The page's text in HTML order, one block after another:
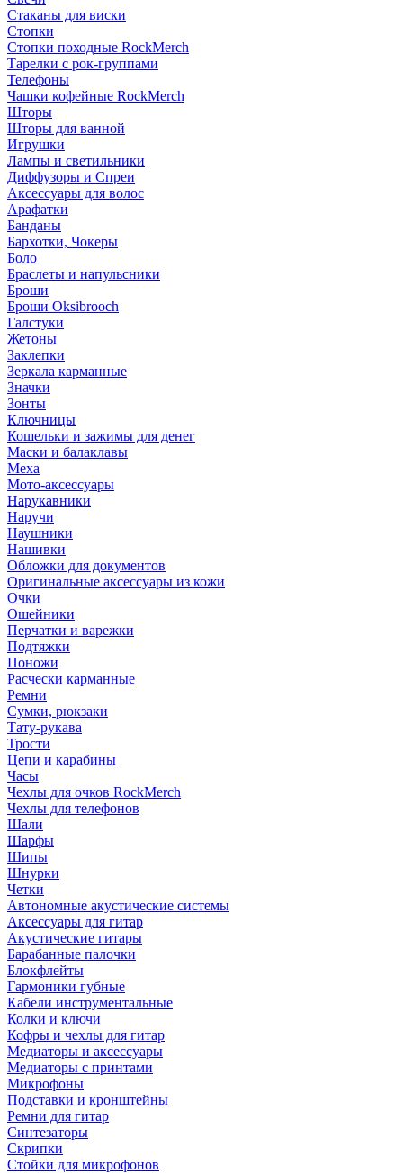
Стаканы для виски
Стопки
Стопки походные RockMerch
Тарелки с рок-группами
Телефоны
Чашки кофейные RockMerch
Шторы
Шторы для ванной
Игрушки
Лампы и светильники
Диффузоры и Спреи
Аксессуары для волос
Арафатки
Банданы
Бархотки, Чокеры
Боло
Браслеты и напульсники
Броши
Броши Oksibrooch
Галстуки
Жетоны
Заклепки
Зеркала карманные
Значки
Зонты
Ключницы
Кошельки и зажимы для денег
Маски и балаклавы
Меха
Мото-аксессуары
Нарукавники
Наручи
Наушники
Нашивки
Обложки для документов
Оригинальные аксессуары из кожи
Очки
Ошейники
Перчатки и варежки
Подтяжки
Поножи
Расчески карманные
Ремни
Сумки, рюкзаки
Тату-рукава
Трости
Цепи и карабины
Часы
Чехлы для очков RockMerch
Чехлы для телефонов
Шали
Шарфы
Шипы
Шнурки
Четки
Автономные акустические системы
Аксессуары для гитар
Акустические гитары
Барабанные палочки
Блокфлейты
Гармоники губные
Кабели инструментальные
Колки и ключи
Кофры и чехлы для гитар
Медиаторы и аксессуары
Медиаторы с принтами
Микрофоны
Подставки и кронштейны
Ремни для гитар
Синтезаторы
Скрипки
Стойки для микрофонов